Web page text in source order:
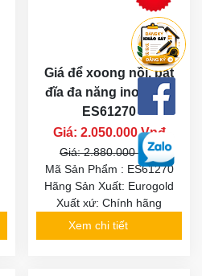
Giá để xoong nồi, bát
đĩa đa năng inox nan
ES61270
Giá: 2.050.000 Vnđ
Giá: 2.880.000 Vnđ
Mã Sản Phẩm : ES61270
Hãng Sản Xuất: Eurogold
Xuất xứ: Chính hãng
Xem chi tiết